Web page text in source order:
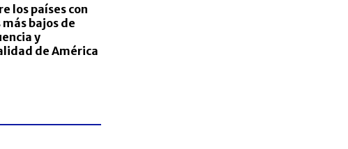
los países con
bajos de
y
de América